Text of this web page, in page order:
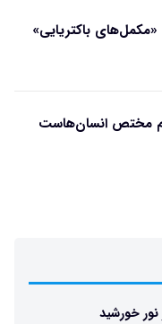
مختص انسان‌هاست
نور خورشید